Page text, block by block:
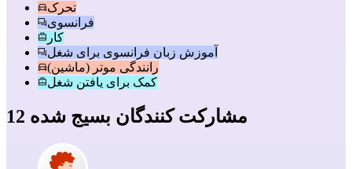
تحرک
فرانسوی
کار
آموزش زبان فرانسوی برای شغل
رانندگی موتر (ماشین)
کمک برای یافتن شغل
12 مشارکت کنندگان بسیج شده